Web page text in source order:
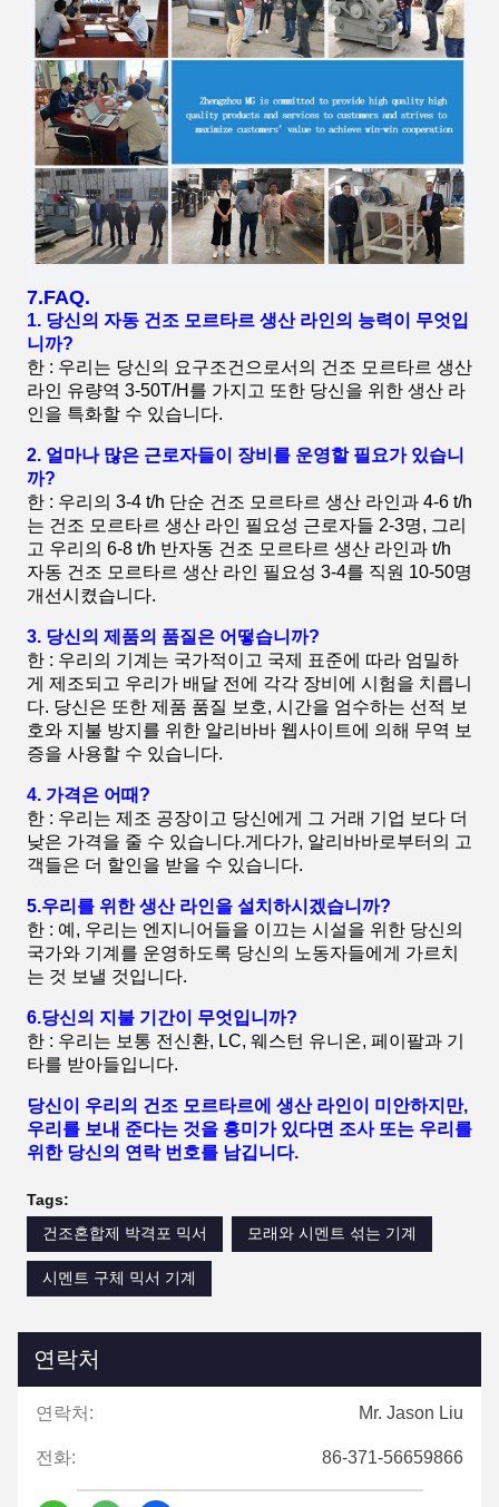
7.FAQ.
1. 당신의 자동 건조 모르타르 생산 라인의 능력이 무엇입
니까?
한 : 우리는 당신의 요구조건으로서의 건조 모르타르 생산
라인 유량역 3-50T/H를 가지고 또한 당신을 위한 생산 라
인을 특화할 수 있습니다.
2. 얼마나 많은 근로자들이 장비를 운영할 필요가 있습니
까?
한 : 우리의 3-4 t/h 단순 건조 모르타르 생산 라인과 4-6 t/h
는 건조 모르타르 생산 라인 필요성 근로자들 2-3명, 그리
고 우리의 6-8 t/h 반자동 건조 모르타르 생산 라인과 t/h
자동 건조 모르타르 생산 라인 필요성 3-4를 직원 10-50명
개선시켰습니다.
3. 당신의 제품의 품질은 어떻습니까?
한 : 우리의 기계는 국가적이고 국제 표준에 따라 엄밀하
게 제조되고 우리가 배달 전에 각각 장비에 시험을 치릅니
다. 당신은 또한 제품 품질 보호, 시간을 엄수하는 선적 보
호와 지불 방지를 위한 알리바바 웹사이트에 의해 무역 보
증을 사용할 수 있습니다.
4. 가격은 어때?
한 : 우리는 제조 공장이고 당신에게 그 거래 기업 보다 더
낮은 가격을 줄 수 있습니다.게다가, 알리바바로부터의 고
객들은 더 할인을 받을 수 있습니다.
5.우리를 위한 생산 라인을 설치하시겠습니까?
한 : 예, 우리는 엔지니어들을 이끄는 시설을 위한 당신의
국가와 기계를 운영하도록 당신의 노동자들에게 가르치
는 것 보낼 것입니다.
6.당신의 지불 기간이 무엇입니까?
한 : 우리는 보통 전신환, LC, 웨스턴 유니온, 페이팔과 기
타를 받아들입니다.
당신이 우리의 건조 모르타르에 생산 라인이 미안하지만,
우리를 보내 준다는 것을 흥미가 있다면 조사 또는 우리를
위한 당신의 연락 번호를 남깁니다.
Tags:
건조혼합제 박격포 믹서
모래와 시멘트 섞는 기계
시멘트 구체 믹서 기계
연락처
연락처: Mr. Jason Liu
전화: 86-371-56659866